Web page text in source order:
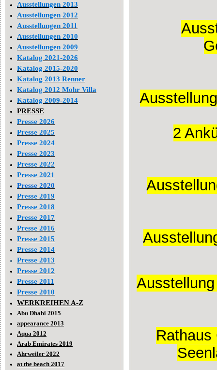
Ausstellungen 2013
Ausstellungen 2012
Ausstellungen 2011
Ausstellungen 2010
Ausstellungen 2009
Katalog 2021-2026
Katalog 2015-2020
Katalog 2013 Renner
Katalog 2012 Mohr Villa
Katalog 2009-2014
PRESSE
Presse 2026
Presse 2025
Presse 2024
Presse 2023
Presse 2022
Presse 2021
Presse 2020
Presse 2019
Presse 2018
Presse 2017
Presse 2016
Presse 2015
Presse 2014
Presse 2013
Presse 2012
Presse 2011
Presse 2010
WERKREIHEN A-Z
Abu Dhabi 2015
appearance 2013
Aqua 2012
Arab Emirates 2019
Ahrweiler 2022
at the beach 2017
2
Rathaus